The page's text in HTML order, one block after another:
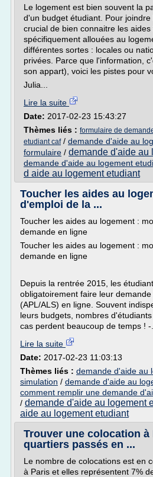
Le logement est bien souvent la
d'un budget étudiant. Pour
crucial de bien connaitre les
spécifiquement allouées au
différentes sortes : locales ou
privées. Parce que l'information,
son appart), voici les pistes pour
Julia...
Lire la suite
Date: 2017-02-23 15:43:27
Thèmes liés : formulaire de
etudiant caf/ demande d'aide au
formulaire / demande d'aide au
demande d'aide au logement
d aide au logement etudiant
Toucher les aides au
d'emploi de la ...
Toucher les aides au logement :
demande en ligne
Toucher les aides au logement :
demande en ligne
Depuis la rentrée 2015, les
obligatoirement faire leur
(APL/ALS) en ligne. Souvent
leurs budgets, nombres
cas perdent beaucoup de temps ! -...
Lire la suite
Date: 2017-02-23 11:03:13
Thèmes liés : demande d'aide au
simulation / demande d'aide au
comment remplir une demande
/ demande d'aide au logement
aide au logement etudiant
Trouver une colocation à
quartiers passés en ...
Le nombre de colocations est en
à Paris et elles représentent 7%